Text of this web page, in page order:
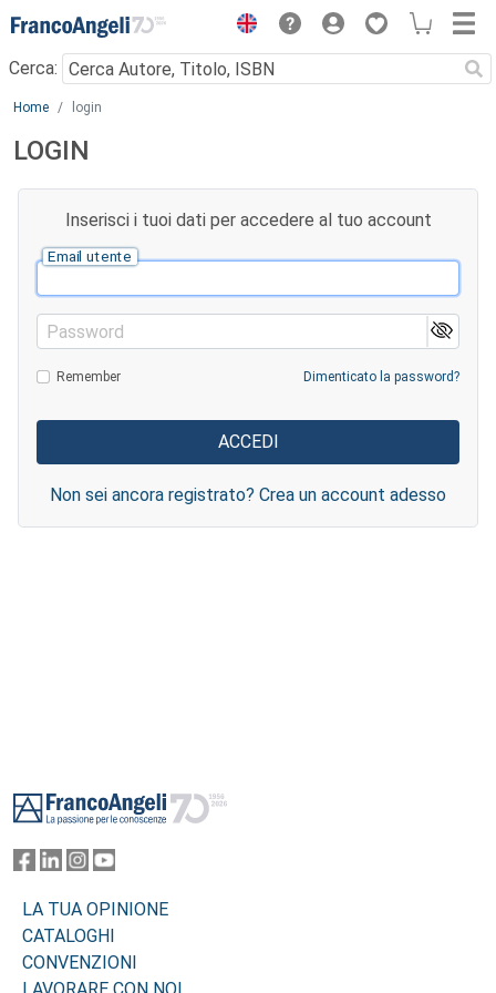
Menu
Cerca:
Main content
Home login
LOGIN
Inserisci i tuoi dati per accedere al tuo account
Email utente
Password
Remember Dimenticato la password?
Non sei ancora registrato? Crea un account adesso
LA TUA OPINIONE
CATALOGHI
CONVENZIONI